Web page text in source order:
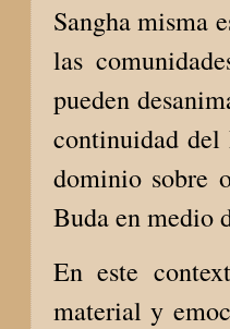
Sangha misma
las
pueden
continuidad
dominio sobre
Buda en medio
En este
material y